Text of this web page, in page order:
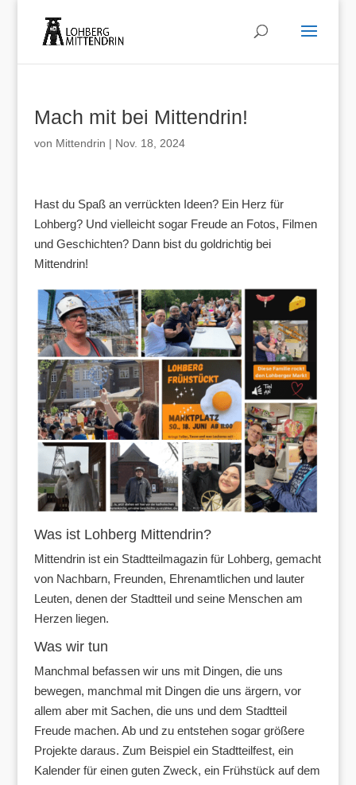
Mach mit bei Mittendrin!
von Mittendrin | Nov. 18, 2024
Hast du Spaß an verrückten Ideen? Ein Herz für
Lohberg? Und vielleicht sogar Freude an Fotos, Filmen
und Geschichten? Dann bist du goldrichtig bei
Mittendrin!
Was ist Lohberg Mittendrin?
Mittendrin ist ein Stadtteilmagazin für Lohberg, gemacht
von Nachbarn, Freunden, Ehrenamtlichen und lauter
Leuten, denen der Stadtteil und seine Menschen am
Herzen liegen.
Was wir tun
Manchmal befassen wir uns mit Dingen, die uns
bewegen, manchmal mit Dingen die uns ärgern, vor
allem aber mit Sachen, die uns und dem Stadtteil
Freude machen. Ab und zu entstehen sogar größere
Projekte daraus. Zum Beispiel ein Stadtteilfest, ein
Kalender für einen guten Zweck, ein Frühstück auf dem